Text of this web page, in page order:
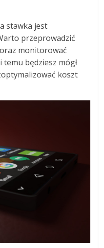
stawka jest
przeprowadzić
monitorować
będziesz mógł
koszt